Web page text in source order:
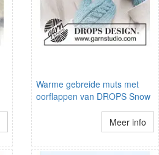
Warme gebreide muts met
oorflappen van DROPS Snow
Meer info